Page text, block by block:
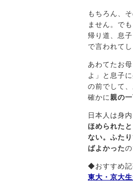
もちろん、
ません。で
帰り道、息
で言われて
あわてたお
よ」と息子
の前でして
確かに親の
日本人は身
ほめられた
ない。ふた
ばよかった
◆おすすめ記
東大・京大